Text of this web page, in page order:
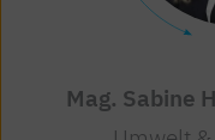
Mag. Sabine